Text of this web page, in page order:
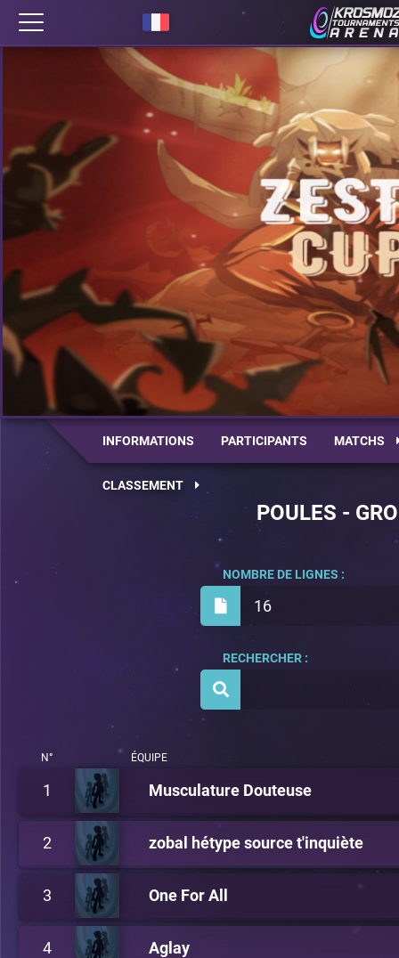
INFORMATIONS PARTICIPANTS MATCHS
CLASSEMENT
POULES -
16
NOMBRE DE LIGNES :
RECHERCHER :
N° ÉQUIPE
1 Musculature Douteuse
2 zobal hétype source t'inquiète
3 One For All
4 Aglay